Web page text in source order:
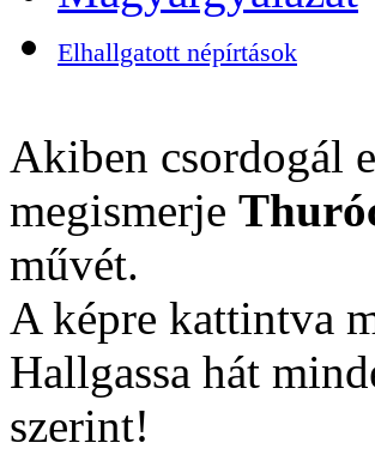
Elhallgatott népírtások
Akiben csordogál
megismerje
művét.
A képre kattintva
Hallgassa hát
szerint!